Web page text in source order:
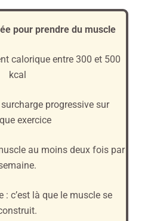
pour prendre du muscle
calorique entre 300 et 500
kcal
progressive sur
exercice
au moins deux fois par
: c’est là que le muscle se